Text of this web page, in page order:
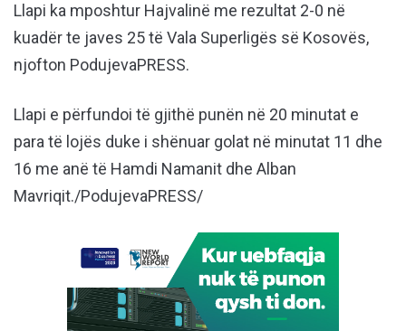
Llapi ka mposhtur Hajvalinë me rezultat 2-0 në
kuadër te javes 25 të Vala Superligës së Kosovës,
njofton PodujevaPRESS.
Llapi e përfundoi të gjithë punën në 20 minutat e
para të lojës duke i shënuar golat në minutat 11 dhe
16 me anë të Hamdi Namanit dhe Alban
Mavriqit./PodujevaPRESS/